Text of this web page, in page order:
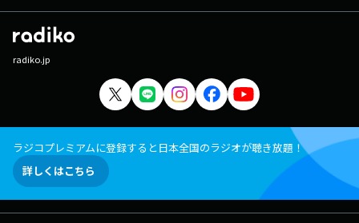
radiko.jp
ラジコプレミアムに登録すると日本全国のラジオが聴き放題！
詳しくはこちら